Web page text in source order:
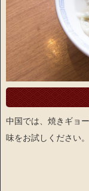
中国では、焼きギョ
味をお試しください。